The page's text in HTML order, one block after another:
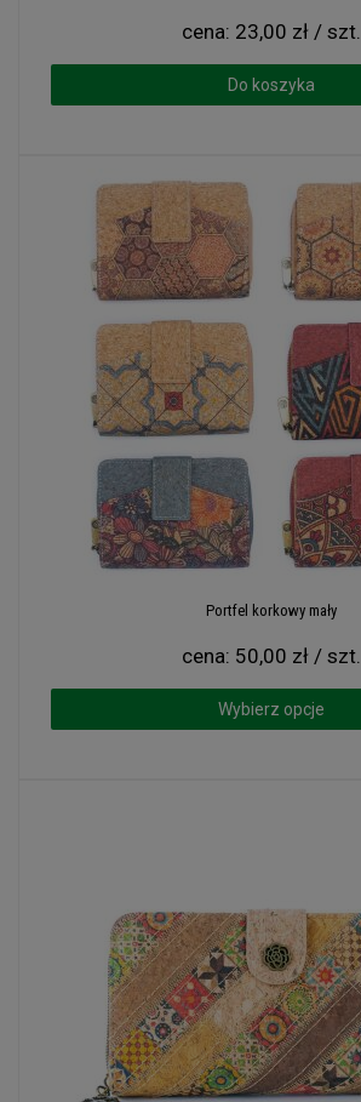
cena: 23,00 zł / szt.
Do koszyka
Portfel korkowy mały
cena: 50,00 zł / szt.
Wybierz opcje